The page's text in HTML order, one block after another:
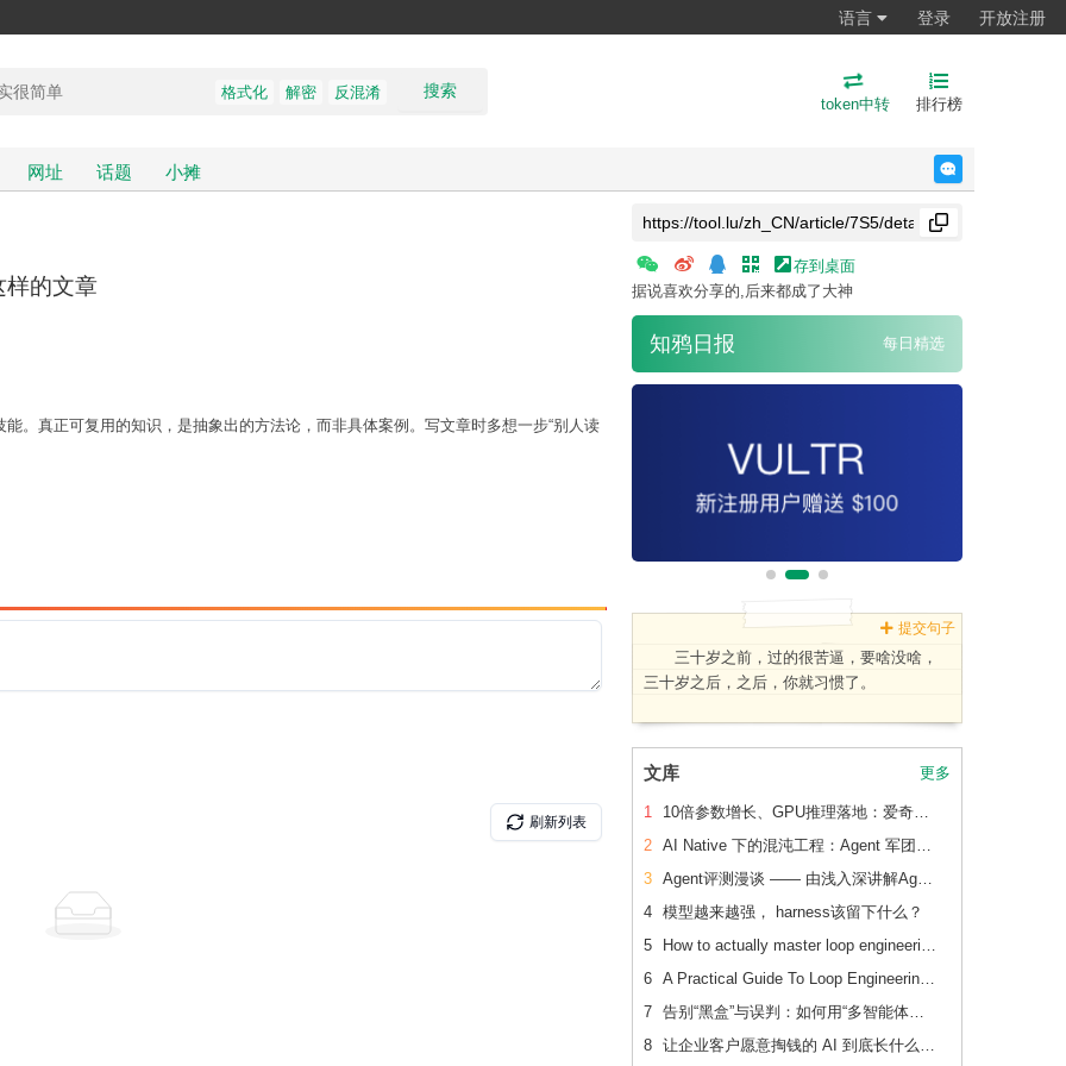
语言 登录 开放注册
搜索
格式化 解密 反混淆
token中转 排行榜
网址 话题 小摊
样的文章
。真正可复用的知识，是抽象出的方法论，而非具体案例。写文章时多想一步“别人读
存到桌面
据说喜欢分享的,后来都成了大神
知鸦日报 每日精选
提交句子
三十岁之前，过的很苦逼，要啥没啥，
三十岁之后，之后，你就习惯了。
文库 更多
1
10倍参数增长、GPU推理落地：爱奇艺广告CVR模型的升级之路
2
AI Native 下的混沌工程：Agent 军团如何重新定义系统韧性验证
3
Agent评测漫谈 —— 由浅入深讲解Agent评测
4 模型越来越强， harness该留下什么？
5
How to actually master loop engineering
6
A Practical Guide To Loop Engineering Without Yourself
7
告别“黑盒”与误判：如何用“多智能体对抗辩论”重构内容安全审核系统
8
让企业客户愿意掏钱的 AI 到底长什么样？